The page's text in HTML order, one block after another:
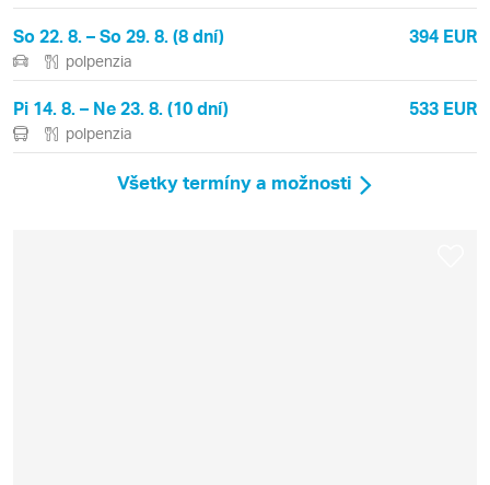
So 22. 8. – So 29. 8. (8 dní) 394 EUR
polpenzia
Pi 14. 8. – Ne 23. 8. (10 dní) 533 EUR
polpenzia
Všetky termíny a možnosti